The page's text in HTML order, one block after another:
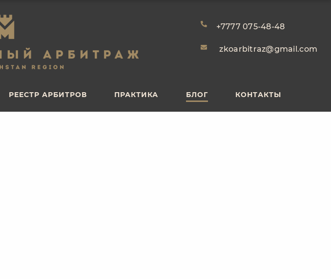
+7777 075-48-48
zkoarbitraz@gmail.com
РЕЕСТР АРБИТРОВ ПРАКТИКА БЛОГ КОНТАКТЫ
РЕЕСТР АРБИТРОВ